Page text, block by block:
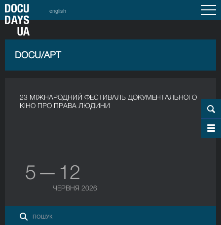
english
DOCU/АРТ
23 МІЖНАРОДНИЙ ФЕСТИВАЛЬ ДОКУМЕНТАЛЬНОГО
КІНО ПРО ПРАВА ЛЮДИНИ
5 — 12
ЧЕРВНЯ 2026